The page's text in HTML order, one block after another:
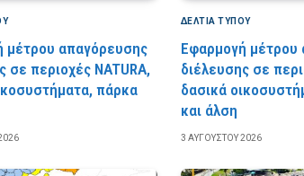
μέτρου απαγόρευσης
σε περιοχές NATURA,
πάρκα
ΔΕΛΤΙΑ ΤΥΠΟΥ
Εφαρμογή μέτρου
διέλευσης σε
δασικά
και άλση
3 ΑΥΓΟΎΣΤΟΥ 2026